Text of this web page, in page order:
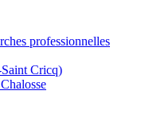
professionnelles
Cricq)